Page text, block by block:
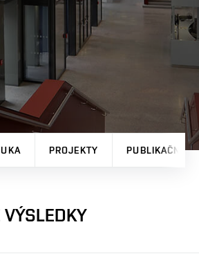
PROJEKTY PUBLIKAČNÍ